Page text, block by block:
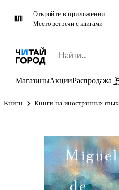
Откройте в приложении
Место встречи с книгами
МагазиныАкцииРаспродажа
Книги Книги на иностранных